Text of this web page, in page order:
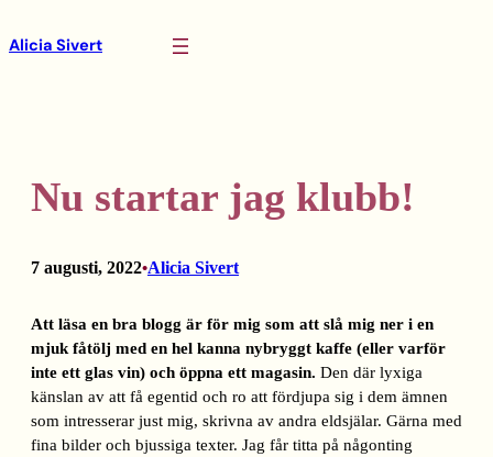
till
Alicia Sivert
Nu startar jag klubb!
7 augusti, 2022•Alicia Sivert
Att läsa en bra blogg är för mig som att slå mig ner i en
mjuk fåtölj med en hel kanna nybryggt kaffe (eller varför
inte ett glas vin) och öppna ett magasin. Den där lyxiga
känslan av att få egentid och ro att fördjupa sig i dem ämnen
som intresserar just mig, skrivna av andra eldsjälar. Gärna med
fina bilder och bjussiga texter. Jag får titta på någonting